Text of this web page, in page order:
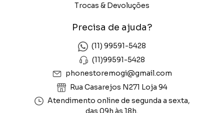
Trocas & Devoluções
Precisa de ajuda?
(11) 99591-5428
(11)99591-5428
phonestoremogi@gmail.com
Rua Casarejos N271 Loja 94
Atendimento online de segunda a sexta,